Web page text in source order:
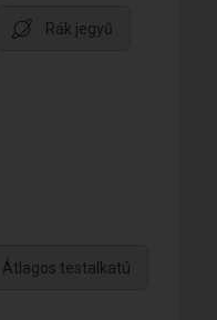
Rák jegyű
Átlagos testalkatú